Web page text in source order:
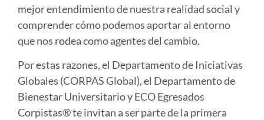
mejor entendimiento de nuestra realidad social y
comprender cómo podemos aportar al entorno
que nos rodea como agentes del cambio.
Por estas razones, el Departamento de Iniciativas
Globales (CORPAS Global), el Departamento de
Bienestar Universitario y ECO Egresados
Corpistas® te invitan a ser parte de la primera